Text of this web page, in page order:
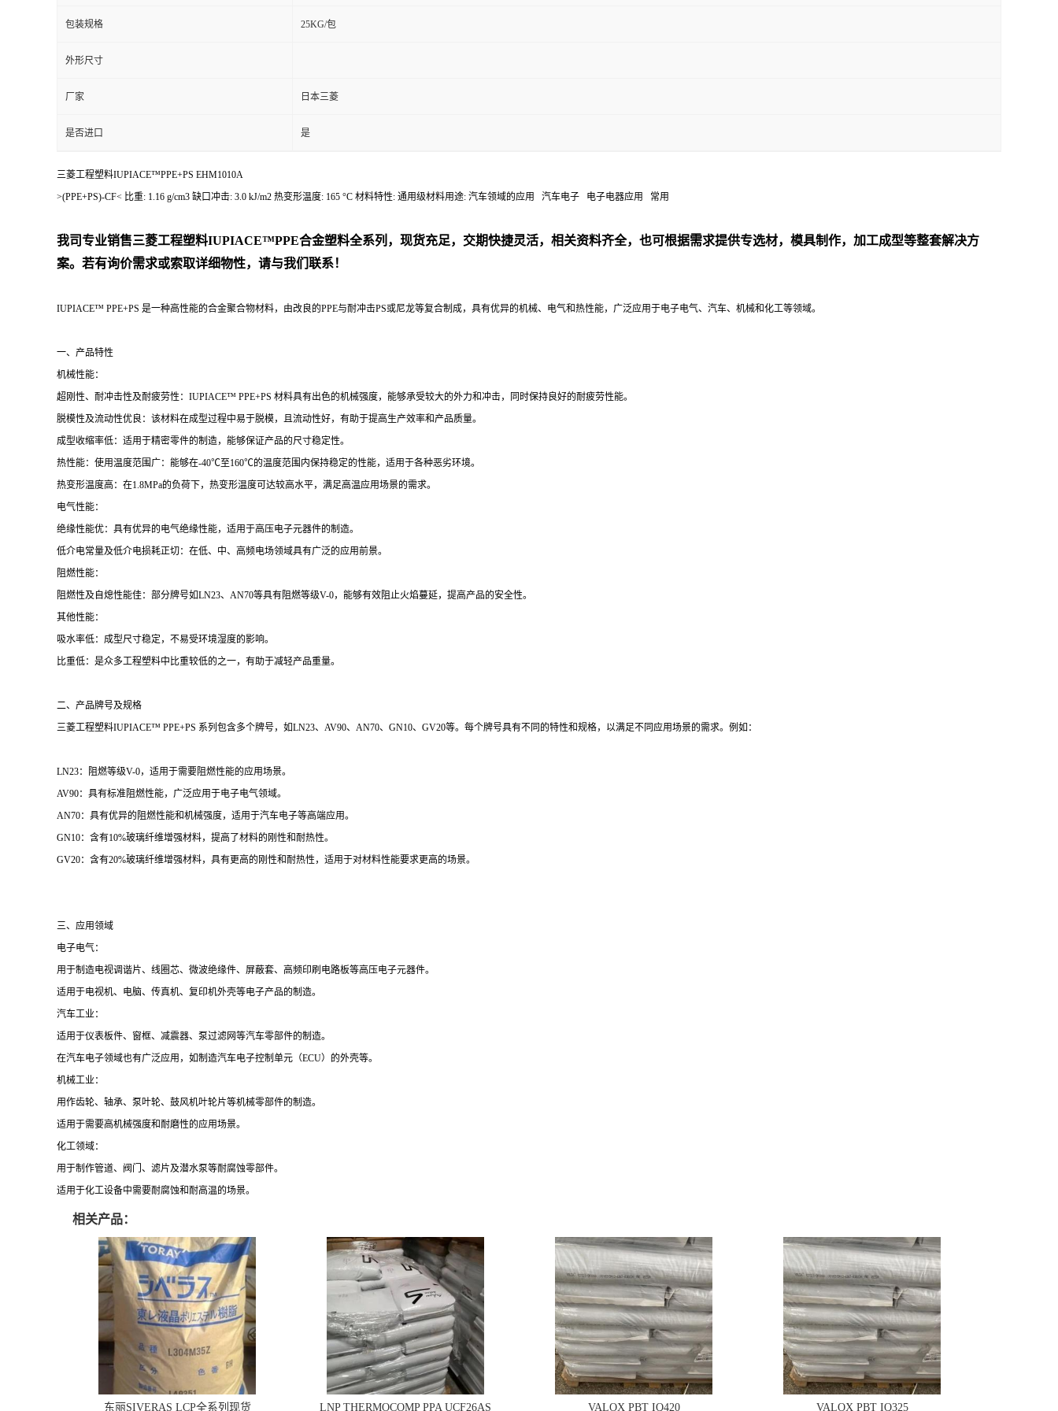
包装规格 25KG/包
外形尺寸
厂家 日本三菱
是否进口 是
三菱工程塑料IUPIACE™PPE+PS EHM1010A
>(PPE+PS)-CF< 比重: 1.16 g/cm3 缺口冲击: 3.0 kJ/m2 热变形温度: 165 °C 材料特性: 通用级材料用途: 汽车领域的应用 汽车电子 电子电器应用 常用
我司专业销售三菱工程塑料IUPIACE™PPE合金塑料全系列 ，现货充足，交期快捷灵活，相关资料齐全，也可根据需求提供专选材，模具制作，加工成型等整套解决方
案。若有询价需求或索取详细物性，请与我们联系！
IUPIACE™ PPE+PS 是一种高性能的合金聚合物材料，由改良的PPE与耐冲击PS或尼龙等复合制成，具有优异的机械、电气和热性能，广泛应用于电子电气、汽车、机械和化工等领域。
一、产品特性
机械性能：
超刚性、耐冲击性及耐疲劳性：IUPIACE™ PPE+PS 材料具有出色的机械强度，能够承受较大的外力和冲击，同时保持良好的耐疲劳性能。
脱模性及流动性优良：该材料在成型过程中易于脱模，且流动性好，有助于提高生产效率和产品质量。
成型收缩率低：适用于精密零件的制造，能够保证产品的尺寸稳定性。
热性能：使用温度范围广：能够在-40℃至160℃的温度范围内保持稳定的性能，适用于各种恶劣环境。
热变形温度高：在1.8MPa的负荷下，热变形温度可达较高水平，满足高温应用场景的需求。
电气性能：
绝缘性能优：具有优异的电气绝缘性能，适用于高压电子元器件的制造。
低介电常量及低介电损耗正切：在低、中、高频电场领域具有广泛的应用前景。
阻燃性能：
阻燃性及自熄性能佳：部分牌号如LN23、AN70等具有阻燃等级V-0，能够有效阻止火焰蔓延，提高产品的安全性。
其他性能：
吸水率低：成型尺寸稳定，不易受环境湿度的影响。
比重低：是众多工程塑料中比重较低的之一，有助于减轻产品重量。
二、产品牌号及规格
三菱工程塑料IUPIACE™ PPE+PS 系列包含多个牌号，如LN23、AV90、AN70、GN10、GV20等。每个牌号具有不同的特性和规格，以满足不同应用场景的需求。例如：
LN23：阻燃等级V-0，适用于需要阻燃性能的应用场景。
AV90：具有标准阻燃性能，广泛应用于电子电气领域。
AN70：具有优异的阻燃性能和机械强度，适用于汽车电子等高端应用。
GN10：含有10%玻璃纤维增强材料，提高了材料的刚性和耐热性。
GV20：含有20%玻璃纤维增强材料，具有更高的刚性和耐热性，适用于对材料性能要求更高的场景。
三、应用领域
电子电气：
用于制造电视调谐片、线圈芯、微波绝缘件、屏蔽套、高频印刷电路板等高压电子元器件。
适用于电视机、电脑、传真机、复印机外壳等电子产品的制造。
汽车工业：
适用于仪表板件、窗框、减震器、泵过滤网等汽车零部件的制造。
在汽车电子领域也有广泛应用，如制造汽车电子控制单元（ECU）的外壳等。
机械工业：
用作齿轮、轴承、泵叶轮、鼓风机叶轮片等机械零部件的制造。
适用于需要高机械强度和耐磨性的应用场景。
化工领域：
用于制作管道、阀门、滤片及潜水泵等耐腐蚀零部件。
适用于化工设备中需要耐腐蚀和耐高温的场景。
相关产品：
东丽SIVERAS LCP全系列现货 LNP THERMOCOMP PPA UCF26AS VALOX PBT IQ420 VALOX PBT IQ325